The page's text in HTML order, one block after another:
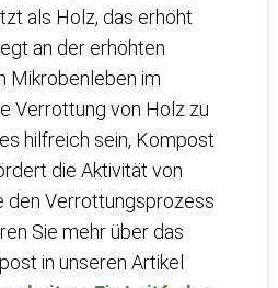
als Holz, das erhöht
an der erhöhten
Mikrobenleben im
Verrottung von Holz zu
hilfreich sein, Kompost
die Aktivität von
den Verrottungsprozess
Sie mehr über das
in unseren Artikel